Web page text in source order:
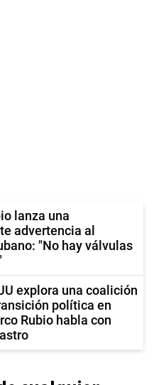
lanza una
advertencia al
"No hay válvulas
explora una coalición
política en
Rubio habla con